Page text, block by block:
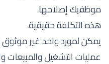
موظفيك إصلاحها.
هذه التكلفة حقيقية.
يمكن لمورد واحد غير
عمليات التشغيل والمبيعات